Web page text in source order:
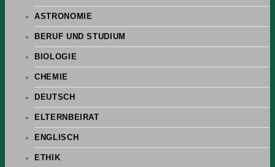
ASTRONOMIE
BERUF UND STUDIUM
BIOLOGIE
CHEMIE
DEUTSCH
ELTERNBEIRAT
ENGLISCH
ETHIK